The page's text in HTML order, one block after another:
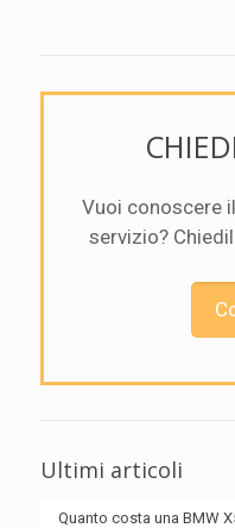
Vuoi conoscere
servizio?
Ultimi articoli
Quanto costa una BMW